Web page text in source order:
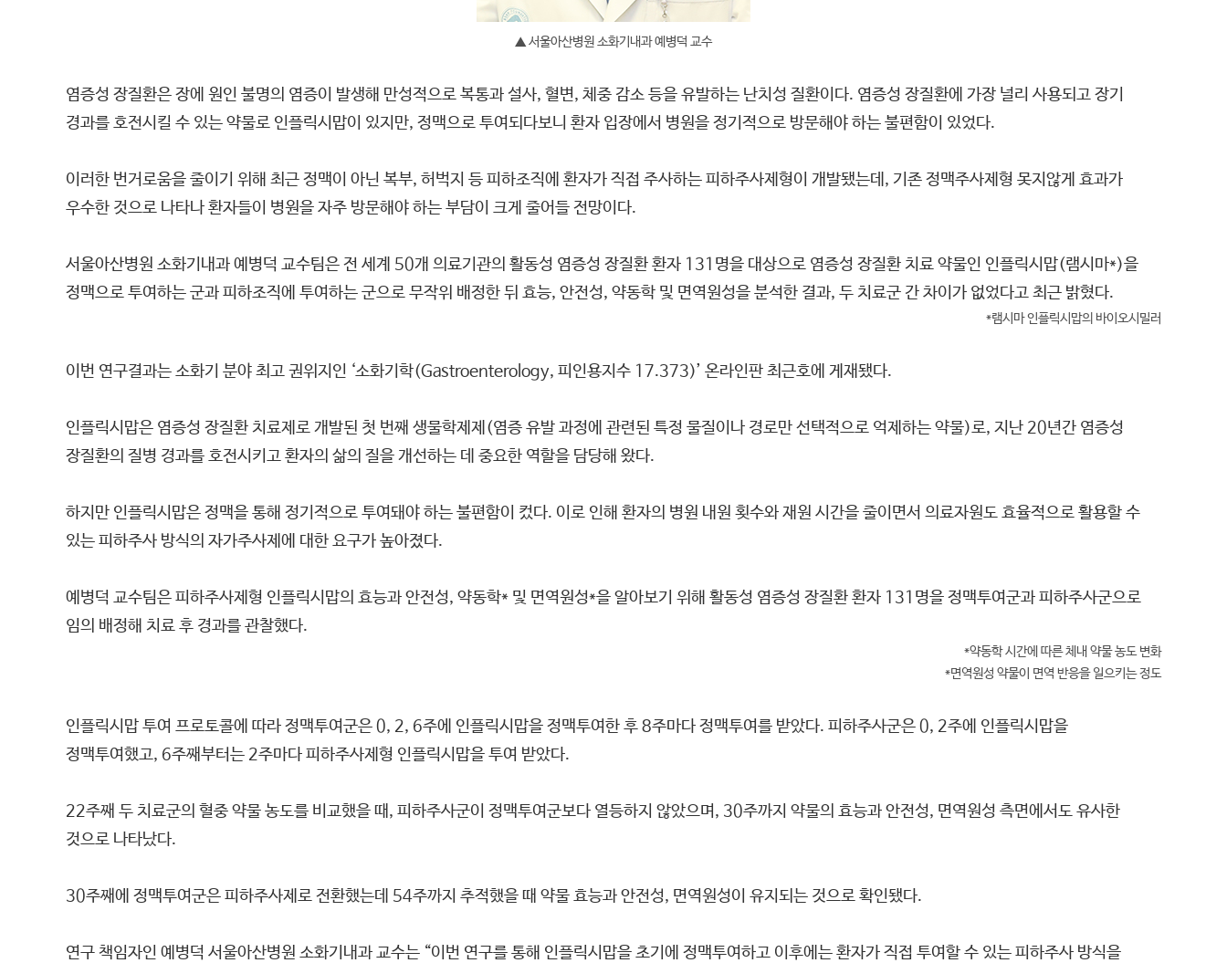
▲ 서울아산병원 소화기내과 예병덕 교수
염증성 장질환은 장에 원인 불명의 염증이 발생해 만성적으로 복통과 설사, 혈변, 체중 감소 등을 유발하는 난치성 질환이다. 염증성 장질환에 가장 널리 사용되고 장기
경과를 호전시킬 수 있는 약물로 인플릭시맙이 있지만, 정맥으로 투여되다보니 환자 입장에서 병원을 정기적으로 방문해야 하는 불편함이 있었다.
이러한 번거로움을 줄이기 위해 최근 정맥이 아닌 복부, 허벅지 등 피하조직에 환자가 직접 주사하는 피하주사제형이 개발됐는데, 기존 정맥주사제형 못지않게 효과가
우수한 것으로 나타나 환자들이 병원을 자주 방문해야 하는 부담이 크게 줄어들 전망이다.
서울아산병원 소화기내과 예병덕 교수팀은 전 세계 50개 의료기관의 활동성 염증성 장질환 환자 131명을 대상으로 염증성 장질환 치료 약물인 인플릭시맙(램시마*)을
정맥으로 투여하는 군과 피하조직에 투여하는 군으로 무작위 배정한 뒤 효능, 안전성, 약동학 및 면역원성을 분석한 결과, 두 치료군 간 차이가 없었다고 최근 밝혔다.
*램시마 인플릭시맙의 바이오시밀러
이번 연구결과는 소화기 분야 최고 권위지인 ‘소화기학(Gastroenterology, 피인용지수 17.373)’ 온라인판 최근호에 게재됐다.
인플릭시맙은 염증성 장질환 치료제로 개발된 첫 번째 생물학제제(염증 유발 과정에 관련된 특정 물질이나 경로만 선택적으로 억제하는 약물)로, 지난 20년간 염증성
장질환의 질병 경과를 호전시키고 환자의 삶의 질을 개선하는 데 중요한 역할을 담당해 왔다.
하지만 인플릭시맙은 정맥을 통해 정기적으로 투여돼야 하는 불편함이 컸다. 이로 인해 환자의 병원 내원 횟수와 재원 시간을 줄이면서 의료자원도 효율적으로 활용할 수
있는 피하주사 방식의 자가주사제에 대한 요구가 높아졌다.
예병덕 교수팀은 피하주사제형 인플릭시맙의 효능과 안전성, 약동학* 및 면역원성*을 알아보기 위해 활동성 염증성 장질환 환자 131명을 정맥투여군과 피하주사군으로
임의 배정해 치료 후 경과를 관찰했다.
*약동학 시간에 따른 체내 약물 농도 변화
*면역원성 약물이 면역 반응을 일으키는 정도
인플릭시맙 투여 프로토콜에 따라 정맥투여군은 0, 2, 6주에 인플릭시맙을 정맥투여한 후 8주마다 정맥투여를 받았다. 피하주사군은 0, 2주에 인플릭시맙을
정맥투여했고, 6주째부터는 2주마다 피하주사제형 인플릭시맙을 투여 받았다.
22주째 두 치료군의 혈중 약물 농도를 비교했을 때, 피하주사군이 정맥투여군보다 열등하지 않았으며, 30주까지 약물의 효능과 안전성, 면역원성 측면에서도 유사한
것으로 나타났다.
30주째에 정맥투여군은 피하주사제로 전환했는데 54주까지 추적했을 때 약물 효능과 안전성, 면역원성이 유지되는 것으로 확인됐다.
연구 책임자인 예병덕 서울아산병원 소화기내과 교수는 “이번 연구를 통해 인플릭시맙을 초기에 정맥투여하고 이후에는 환자가 직접 투여할 수 있는 피하주사 방식을